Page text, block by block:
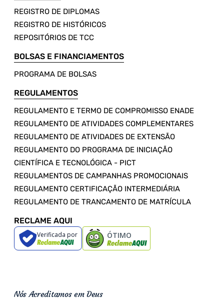
REGISTRO DE DIPLOMAS
REGISTRO DE HISTÓRICOS
REPOSITÓRIOS DE TCC
BOLSAS E FINANCIAMENTOS
PROGRAMA DE BOLSAS
REGULAMENTOS
REGULAMENTO E TERMO DE COMPROMISSO ENADE
REGULAMENTO DE ATIVIDADES COMPLEMENTARES
REGULAMENTO DE ATIVIDADES DE EXTENSÃO
REGULAMENTO DO PROGRAMA DE INICIAÇÃO
CIENTÍFICA E TECNOLÓGICA - PICT
REGULAMENTOS DE CAMPANHAS PROMOCIONAIS
REGULAMENTO CERTIFICAÇÃO INTERMEDIÁRIA
REGULAMENTO DE TRANCAMENTO DE MATRÍCULA
RECLAME AQUI
Verificada por ÓTIMO
Nós Acreditamos em Deus